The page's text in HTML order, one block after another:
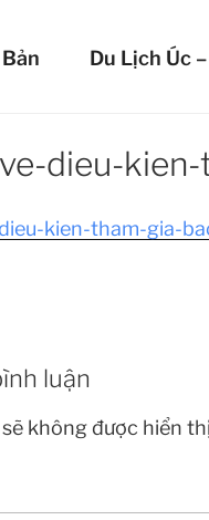
Du Lịch Úc
dieu-
luận
không được hiển